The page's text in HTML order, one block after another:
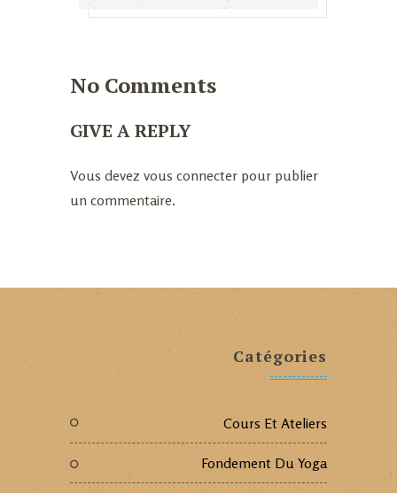
No Comments
GIVE A REPLY
Vous devez vous connecter pour publier
un commentaire.
Catégories
Cours Et Ateliers
Fondement Du Yoga